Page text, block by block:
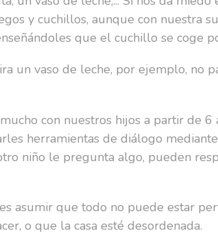
y cuchillos, aunque con nuestra
que el cuchillo se coge
un vaso de leche, por ejemplo, no
con nuestros hijos a partir de
herramientas de diálogo
niño le pregunta algo, pueden
asumir que todo no puede estar
o que la casa esté desordenada.